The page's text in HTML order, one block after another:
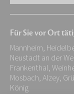
E-
Adresse:
*
Für Sie vor Ort
Mannheim,
Neustadt an der
Frankenthal,
Mosbach, Alzey,
König